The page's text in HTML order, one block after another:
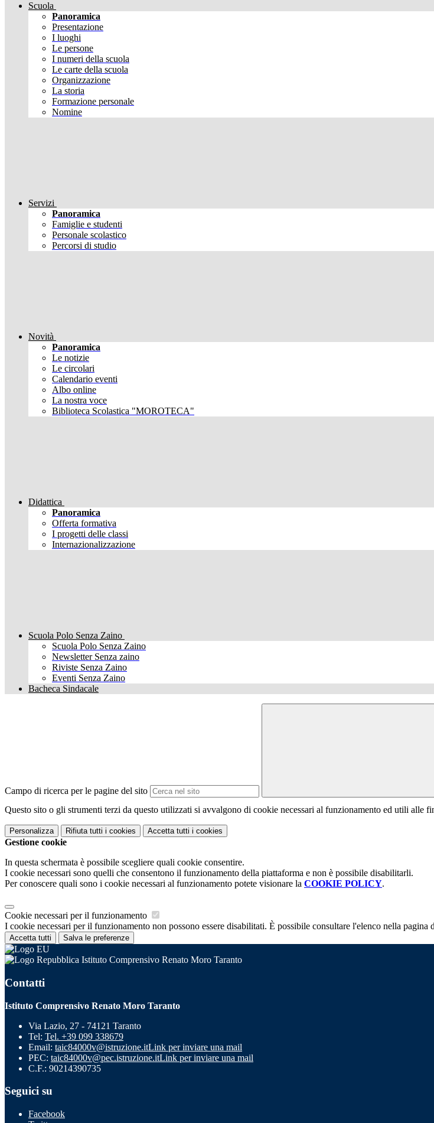
Scuola
Panoramica
Presentazione
I luoghi
Le persone
I numeri della scuola
Le carte della scuola
Organizzazione
La storia
Formazione personale
Nomine
Servizi
Panoramica
Famiglie e studenti
Personale scolastico
Percorsi di studio
Novità
Panoramica
Le notizie
Le circolari
Calendario eventi
Albo online
La nostra voce
Biblioteca Scolastica "MOROTECA"
Didattica
Panoramica
Offerta formativa
I progetti delle classi
Internazionalizzazione
Scuola Polo Senza Zaino
Scuola Polo Senza Zaino
Newsletter Senza zaino
Riviste Senza Zaino
Eventi Senza Zaino
Bacheca Sindacale
Campo di ricerca per le pagine del sito
Questo sito o gli strumenti terzi da questo utilizzati si avvalgono di cookie necessari al funzionamento ed utili alle
Personalizza Rifiuta tutti i cookies Accetta tutti i cookies
Gestione cookie
In questa schermata è possibile scegliere quali cookie consentire.
I cookie necessari sono quelli che consentono il funzionamento della piattaforma e non è possibile disabilitarli.
Per conoscere quali sono i cookie necessari al funzionamento potete visionare la COOKIE POLICY.
Cookie necessari per il funzionamento
I cookie necessari per il funzionamento non possono essere disabilitati. È possibile consultare l'elenco nella pagina
Accetta tutti Salva le preferenze
Istituto Comprensivo Renato Moro Taranto
Contatti
Istituto Comprensivo Renato Moro Taranto
Via Lazio, 27 - 74121 Taranto
Tel: Tel. +39 099 338679
Email: taic84000v@istruzione.itLink per inviare una mail
PEC: taic84000v@pec.istruzione.itLink per inviare una mail
C.F.: 90214390735
Seguici su
Facebook